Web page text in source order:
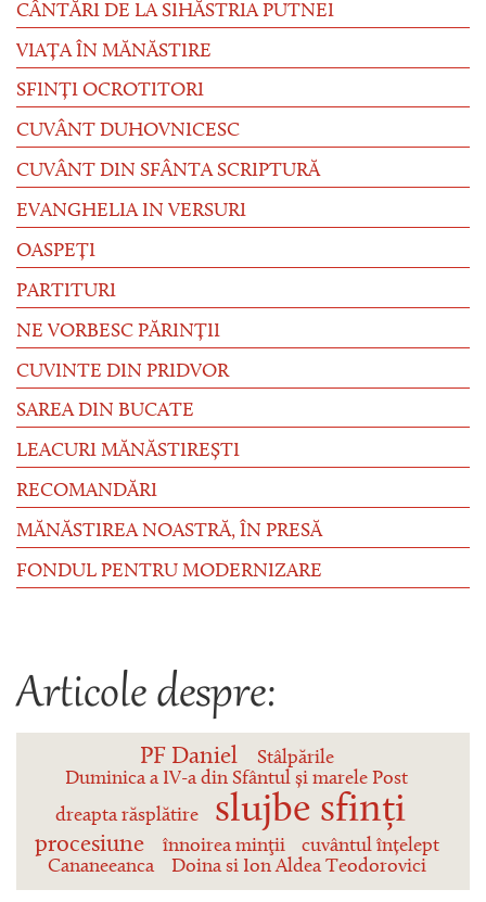
CÂNTĂRI DE LA SIHĂSTRIA PUTNEI
VIAȚA ÎN MĂNĂSTIRE
SFINȚI OCROTITORI
CUVÂNT DUHOVNICESC
CUVÂNT DIN SFÂNTA SCRIPTURĂ
EVANGHELIA IN VERSURI
OASPEȚI
PARTITURI
NE VORBESC PĂRINȚII
CUVINTE DIN PRIDVOR
SAREA DIN BUCATE
LEACURI MĂNĂSTIREȘTI
RECOMANDĂRI
MĂNĂSTIREA NOASTRĂ, ÎN PRESĂ
FONDUL PENTRU MODERNIZARE
Articole despre:
PF Daniel
Stâlpările
Duminica a IV-a din Sfântul și marele Post
dreapta răsplătire
slujbe sfinți
procesiune înnoirea minţii
cuvântul înțelept
Cananeeanca
Doina si Ion Aldea Teodorovici